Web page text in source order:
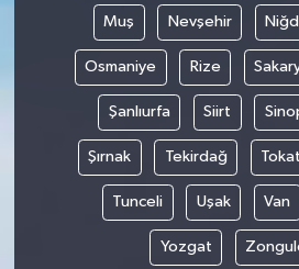
Muş Nevşehir
Osmaniye Rize
Şanlıurfa Siirt
Şırnak Tekirdağ Tokat
Tunceli Uşak Van
Yozgat